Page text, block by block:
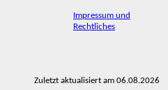
Impressum und
Rechtliches
Zuletzt aktualisiert am 06.08.2026